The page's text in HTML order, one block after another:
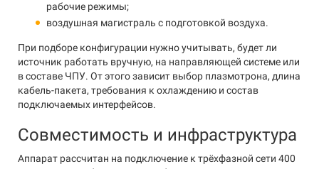
рабочие режимы;
воздушная магистраль с подготовкой воздуха.
При подборе конфигурации нужно учитывать, будет ли
источник работать вручную, на направляющей системе или
в составе ЧПУ. От этого зависит выбор плазмотрона, длина
кабель-пакета, требования к охлаждению и состав
подключаемых интерфейсов.
Совместимость и инфраструктура
Аппарат рассчитан на подключение к трёхфазной сети 400